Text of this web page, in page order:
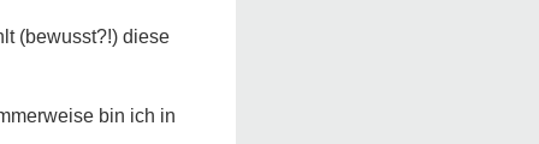
(bewusst?!) diese
bin ich in